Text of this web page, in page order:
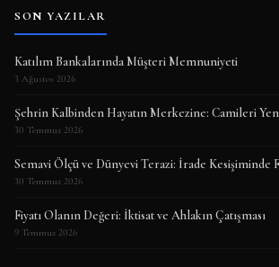
SON YAZILAR
Katılım Bankalarında Müşteri Memnuniyeti
3 Ağustos 2026
Şehrin Kalbinden Hayatın Merkezine: Camileri
30 Temmuz 2026
Semavi Ölçü ve Dünyevi Terazi: İrade Kesişiminde
30 Temmuz 2026
Fiyatı Olanın Değeri: İktisat ve Ahlakın Çatışması
9 Temmuz 2026